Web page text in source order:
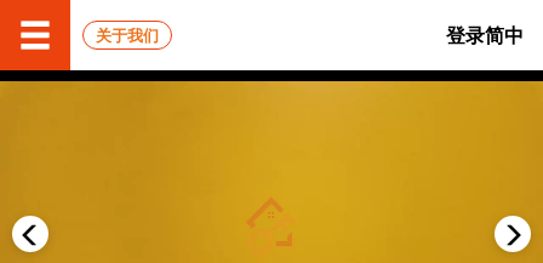
关于我们 登录简中